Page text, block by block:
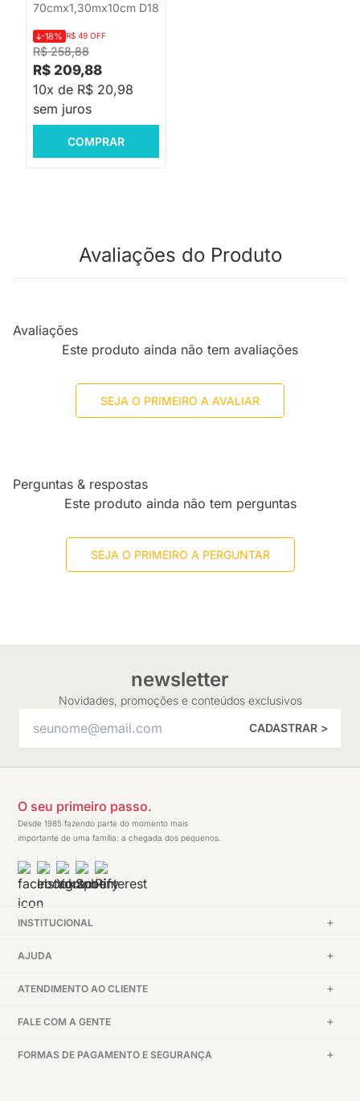
70cmx1,30mx10cm D18
R$ 258,88
-18% R$ 49 OFF
R$ 209,88
10x de R$ 20,98
sem juros
COMPRAR
Avaliações do Produto
Avaliações
Este produto ainda não tem avaliações
SEJA O PRIMEIRO A AVALIAR
Perguntas & respostas
Este produto ainda não tem perguntas
SEJA O PRIMEIRO A PERGUNTAR
newsletter
Novidades, promoções e conteúdos exclusivos
CADASTRAR >
O seu primeiro passo.
Desde 1985 fazendo parte do momento mais
importante de uma família: a chegada dos pequenos.
INSTITUCIONAL
AJUDA
ATENDIMENTO AO CLIENTE
FALE COM A GENTE
FORMAS DE PAGAMENTO E SEGURANÇA